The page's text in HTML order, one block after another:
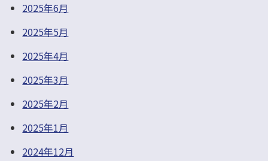
2025年6月
2025年5月
2025年4月
2025年3月
2025年2月
2025年1月
2024年12月